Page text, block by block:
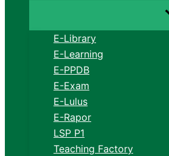
E-Library
E-Learning
E-PPDB
E-Exam
E-Lulus
E-Rapor
LSP P1
Teaching Factory